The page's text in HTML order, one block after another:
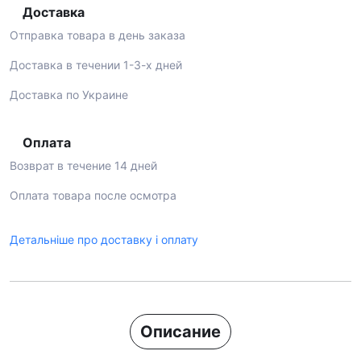
Доставка
Отправка товара в день заказа
Доставка в течении 1-3-х дней
Доставка по Украине
Оплата
Возврат в течение 14 дней
Оплата товара после осмотра
Детальніше про доставку і оплату
Описание